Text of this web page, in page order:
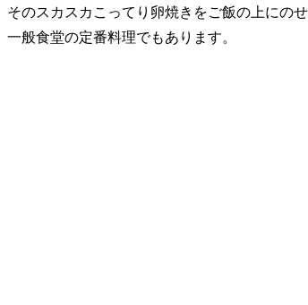
そのスカスカこってり卵焼きをご飯の上にの
一般食堂の定番料理でもあります。